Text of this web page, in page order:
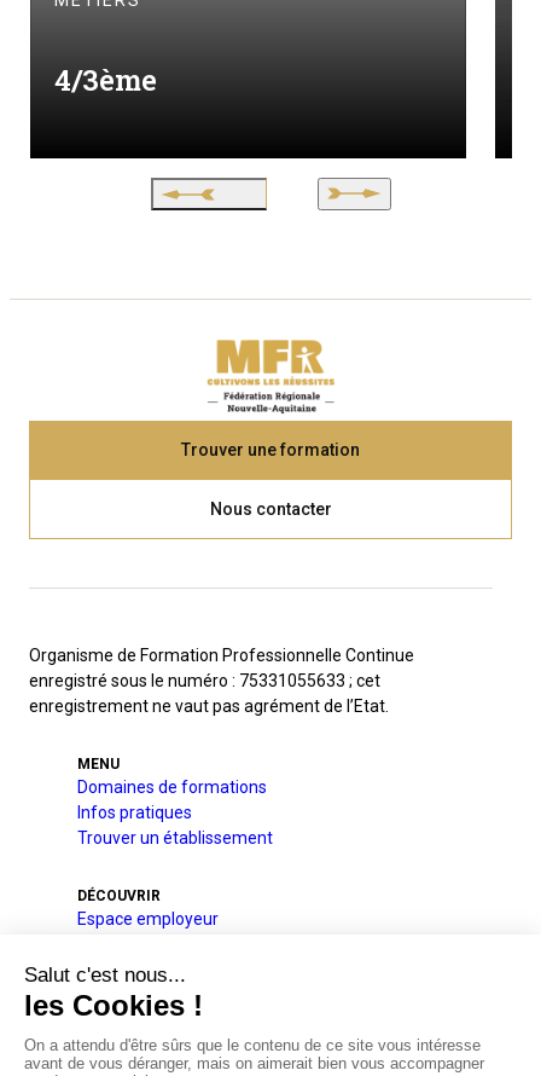
4/3ème
Trouver une formation
Nous contacter
Organisme de Formation Professionnelle Continue
enregistré sous le numéro : 75331055633 ; cet
enregistrement ne vaut pas agrément de l’Etat.
MENU
Domaines de formations
Infos pratiques
Trouver un établissement
DÉCOUVRIR
Espace employeur
Projets pédagogique et éducatif
Qui sommes-nous
Nos partenaires
Actualités